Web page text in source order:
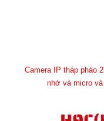
Camera IP tháp pháo
nhớ và micro và